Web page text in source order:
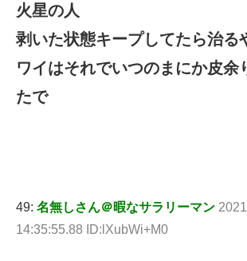
火星の人
剥いた状態キープしてたら治る
ワイはそれでいつのまにか皮余
たで
49: 名無しさん＠暇なサラリーマン
14:35:55.88 ID:lXubWi+M0